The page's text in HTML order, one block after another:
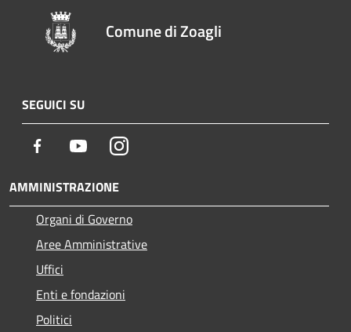
Comune di Zoagli
SEGUICI SU
Facebook YoutubeInstagram
AMMINISTRAZIONE
Organi di Governo
Aree Amministrative
Uffici
Enti e fondazioni
Politici